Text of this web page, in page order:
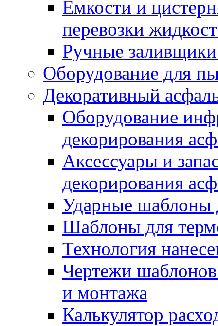
Емкости и
перевозки
Ручные
Оборудование для
Декоративный
Оборудование
декорирования
Аксессуары и
декорирования
Ударные шаблоны
Шаблоны для
Технология
Чертежи шаблонов
и монтажа
Калькулятор